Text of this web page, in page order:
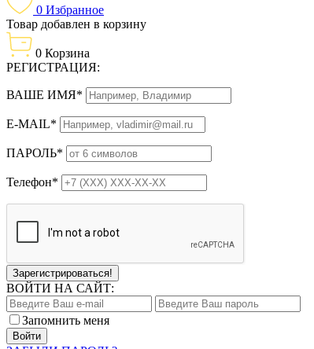
0 Избранное
Товар добавлен в корзину
0 Корзина
РЕГИСТРАЦИЯ:
ВАШЕ ИМЯ*
E-MAIL*
ПАРОЛЬ*
Телефон*
Зарегистрироваться!
ВОЙТИ НА САЙТ:
Запомнить меня